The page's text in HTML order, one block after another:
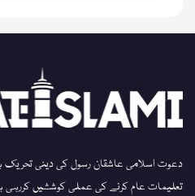
دعوت اسلامی عاشقان رسول کی دینی تحریک
تعلیمات عام کرنے کی عملی کوششیں